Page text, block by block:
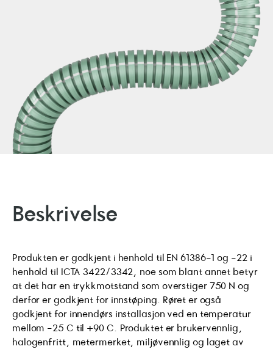
Beskrivelse
Produkten er godkjent i henhold til EN 61386-1 og -22 i
henhold til ICTA 3422/3342, noe som blant annet betyr
at det har en trykkmotstand som overstiger 750 N og
derfor er godkjent for innstøping. Røret er også
godkjent for innendørs installasjon ved en temperatur
mellom -25 C til +90 C. Produktet er brukervennlig,
halogenfritt, metermerket, miljøvennlig og laget av